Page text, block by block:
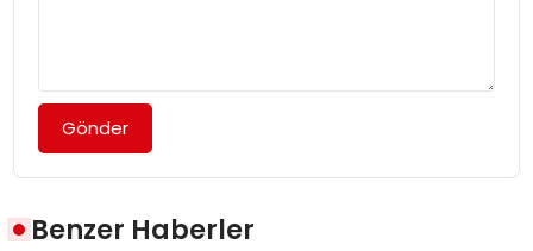
Gönder
Benzer Haberler